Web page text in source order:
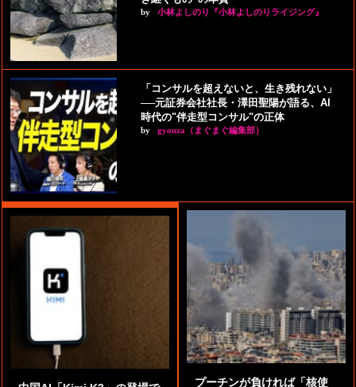
by 小林よしのり『小林よしのりライジング』
「コンサルを超えないと、生き残れない」
──元証券会社社長・澤田聖陽が語る、AI
時代の"伴走型コンサル"の正体
by gyouza（まぐまぐ編集部）
プーチンが負ければ「核使